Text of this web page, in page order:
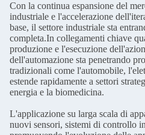
Con la continua espansione del
industriale e l'accelerazione
base, il settore industriale sta
completa.In collegamenti chiave
produzione e l'esecuzione
dell'automazione sta penetrando
tradizionali come l'automobile,
estende rapidamente a settori
energia e la biomedicina.
L'applicazione su larga scala di
nuovi sensori, sistemi di controllo